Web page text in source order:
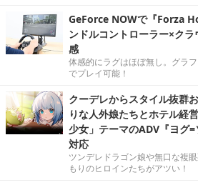
GeForce NOWで『Forza
ンドルコントローラー×ク
感
体感的にラグはほぼ無し。グラ
でプレイ可能！
クーデレからスタイル抜群
りな人外娘たちとホテル経
少女」テーマのADV『ヨグ
対応
ツンデレドラゴン娘や無口な複
もりのヒロインたちがアツい！